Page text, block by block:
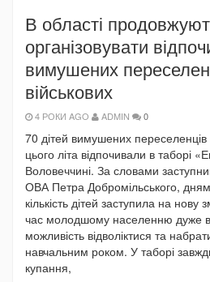
В області
організовувати
вимушених
військових
4 РОКИ AGO ADMIN 0
70 дітей вимушених переселенців
цього літа відпочивали в таборі
Воловеччині. За словами
ОВА Петра Добромільського,
кількість дітей заступила на
час молодшому населенню дуже
можливість відволіктися та
навчальним роком. У таборі
купання,